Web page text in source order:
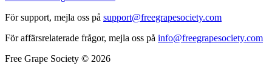
För support, mejla oss på support@freegrapesociety.com
För affärsrelaterade frågor, mejla oss på info@freegrapesociety.com
Free Grape Society © 2026